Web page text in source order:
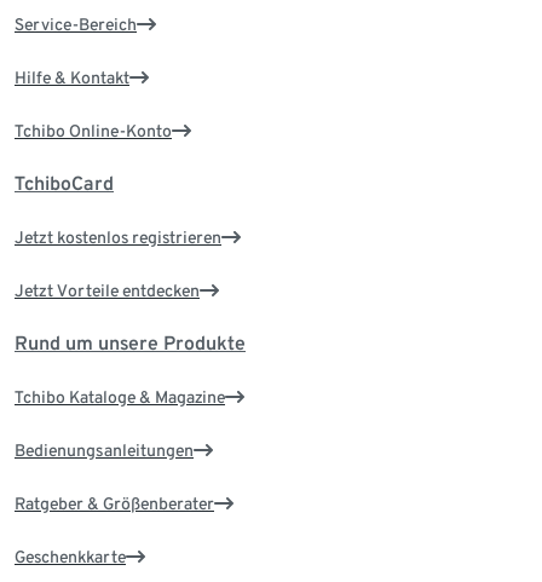
Service-Bereich
Hilfe & Kontakt
Tchibo Online-Konto
TchiboCard
Jetzt kostenlos registrieren
Jetzt Vorteile entdecken
Rund um unsere Produkte
Tchibo Kataloge & Magazine
Bedienungsanleitungen
Ratgeber & Größenberater
Geschenkkarte